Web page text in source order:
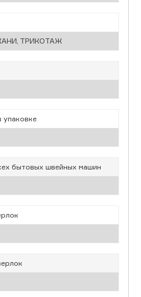
ТРИКОТАЖ
упаковке
бытовых швейных машин